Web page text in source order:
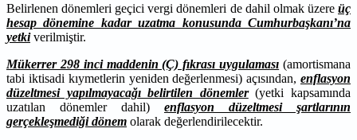
Belirlenen dönemleri geçici vergi dönemleri de dahil olmak üzere üç
hesap dönemine kadar uzatma konusunda Cumhurbaşkanı’na
yetkiverilmiştir.
Mükerrer 298 inci maddenin (Ç) fıkrası uygulaması (amortismana
tabi iktisadi kıymetlerin yeniden değerlenmesi) açısından, enflasyon
düzeltmesi yapılmayacağı belirtilen dönemler(yetki kapsamında
uzatılan dönemler dahil) enflasyon düzeltmesi şartlarının
gerçekleşmediği dönem olarak değerlendirilecektir.